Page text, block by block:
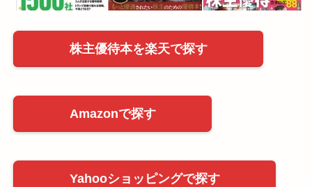
株主優待本を楽天で探す
Amazonで探す
Yahooショッピングで探す